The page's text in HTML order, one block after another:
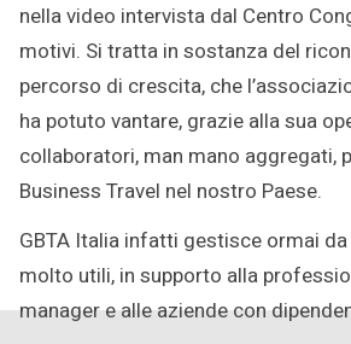
nella video intervista dal Centro
motivi. Si tratta in sostanza del
percorso di crescita, che
ha potuto vantare, grazie alla sua
collaboratori, man mano aggregati,
Business Travel nel nostro Paese.
GBTA Italia infatti gestisce ormai
molto utili, in supporto alla
manager e alle aziende con